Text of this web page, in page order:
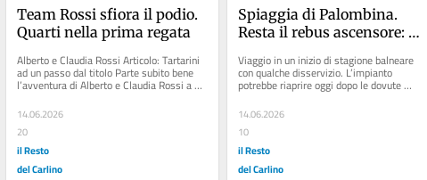
Team Rossi sfiora il podio.
Quarti nella prima regata
Alberto e Claudia Rossi Articolo: Tartarini
ad un passo dal titolo Parte subito bene
l’avventura di Alberto e Claudia Rossi a
14.06.2026
20
il Resto
del Carlino
Spiaggia di Palombina.
Resta il rebus ascensore:
danni da baby vandali"
Viaggio in un inizio di stagione balneare
con qualche disservizio. L’impianto
potrebbe riaprire oggi dopo le dovute
autorizzazioni. "Ci sono...
14.06.2026
10
il Resto
del Carlino